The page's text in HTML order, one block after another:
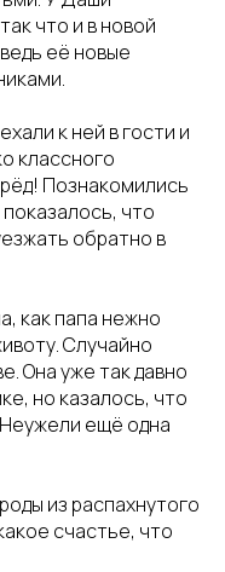
что и в новой
её новые
к ней в гости и
классного
Познакомились
что
обратно в
как папа нежно
Случайно
Она уже так давно
но казалось, что
ещё одна
из распахнутого
счастье, что